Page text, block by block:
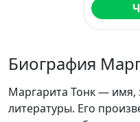
Биография
Маргарита Тонк — имя,
литературы. Его